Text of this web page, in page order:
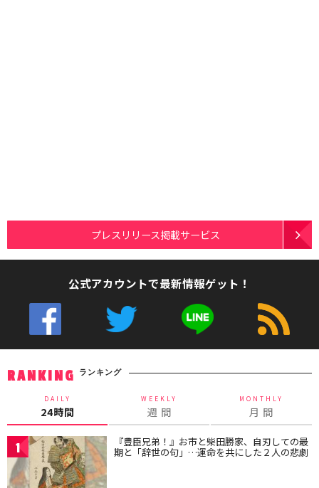
プレスリリース掲載サービス
公式アカウントで最新情報ゲット！
RANKING ランキング
DAILY
24時間
WEEKLY
週 間
MONTHLY
月 間
1 『豊臣兄弟！』お市と柴田勝家、自刃しての最
期と「辞世の句」…運命を共にした２人の悲劇